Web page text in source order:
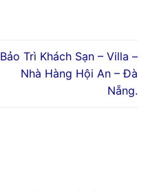
Bảo Trì Khách Sạn – Villa –
Nhà Hàng Hội An – Đà
Nẵng.